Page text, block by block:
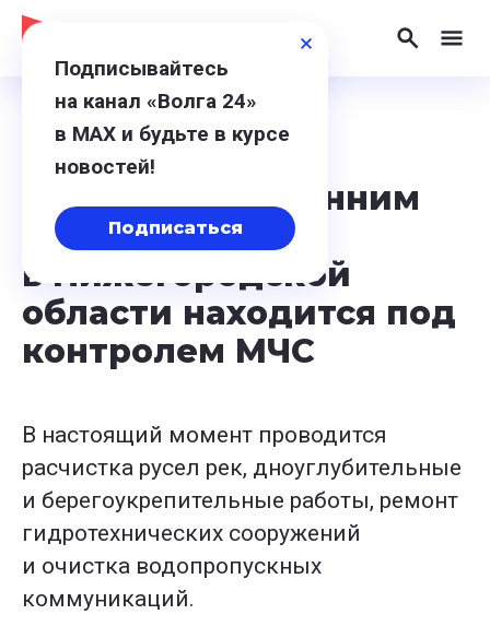
20 марта 2024, 18:05
Ситуация с весенним
половодьем
в Нижегородской
области находится под
контролем МЧС
В настоящий момент проводится
расчистка русел рек, дноуглубительные
и берегоукрепительные работы, ремонт
гидротехнических сооружений
и очистка водопропускных
коммуникаций.
Подписывайтесь
на канал «Волга 24»
в МАХ и будьте в курсе
новостей!
Подписаться